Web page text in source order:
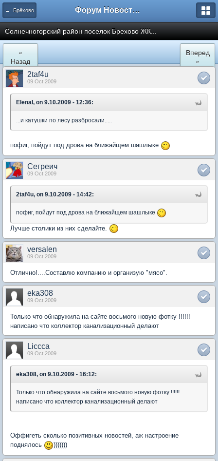
← Брёхово Форум Новостройки
Cолнечногорский район поселок Брехово ЖК...
«
Назад
Вперед
»
2taf4u
09 Oct 2009
ElenaI, on 9.10.2009 - 12:36:
...и катушки по лесу разбросали.....
пофиг, пойдут под дрова на ближайщем шашлыке
Сегреич
09 Oct 2009
2taf4u, on 9.10.2009 - 14:42:
пофиг, пойдут под дрова на ближайщем шашлыке
Лучше столики из них сделайте.
versalen
09 Oct 2009
Отлично!....Составлю компанию и организую "мясо".
eka308
09 Oct 2009
Только что обнаружила на сайте восьмого новую фотку !!!!!!
написано что коллектор канализационный делают
Liccca
09 Oct 2009
eka308, on 9.10.2009 - 16:12:
Только что обнаружила на сайте восьмого новую фотку !!!!!!
написано что коллектор канализационный делают
Оффигеть сколько позитивных новостей, аж настроение
поднялось
)))))))